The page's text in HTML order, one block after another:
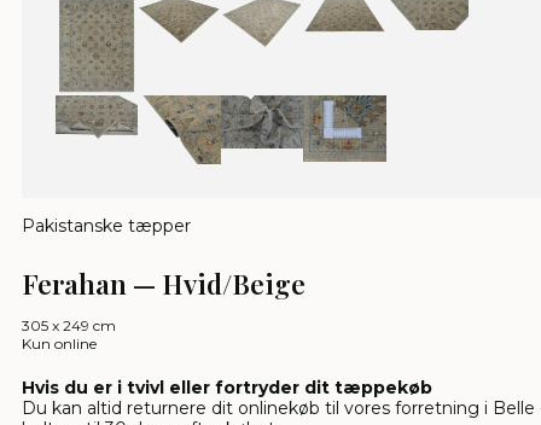
Pakistanske tæpper
Ferahan — Hvid/Beige
305 x 249 cm
Kun online
Hvis du er i tvivl eller fortryder dit tæppekøb
Du kan altid returnere dit onlinekøb til vores forretning i Belle